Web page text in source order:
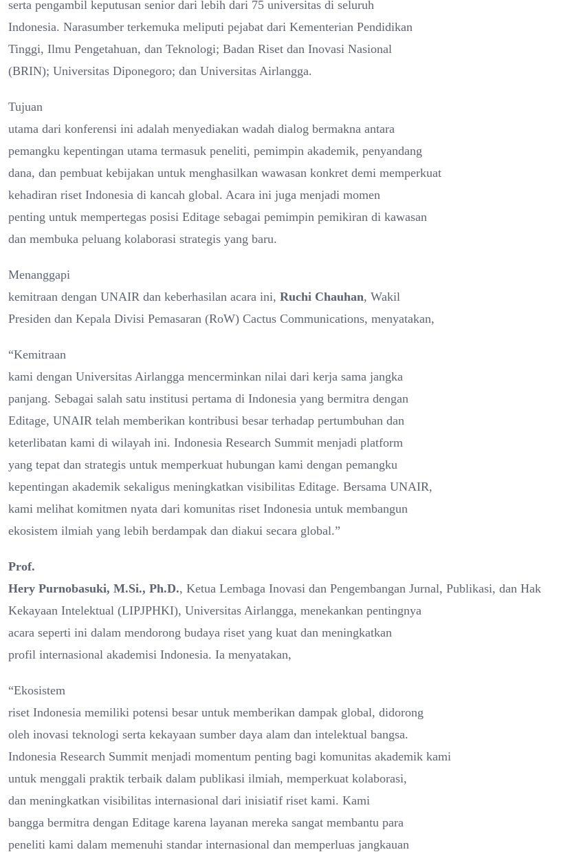
serta pengambil keputusan senior dari lebih dari 75 universitas di seluruh
Indonesia. Narasumber terkemuka meliputi pejabat dari Kementerian Pendidikan
Tinggi, Ilmu Pengetahuan, dan Teknologi; Badan Riset dan Inovasi Nasional
(BRIN); Universitas Diponegoro; dan Universitas Airlangga.
Tujuan
utama dari konferensi ini adalah menyediakan wadah dialog bermakna antara
pemangku kepentingan utama termasuk peneliti, pemimpin akademik, penyandang
dana, dan pembuat kebijakan untuk menghasilkan wawasan konkret demi memperkuat
kehadiran riset Indonesia di kancah global. Acara ini juga menjadi momen
penting untuk mempertegas posisi Editage sebagai pemimpin pemikiran di kawasan
dan membuka peluang kolaborasi strategis yang baru.
Menanggapi
kemitraan dengan UNAIR dan keberhasilan acara ini, Ruchi Chauhan, Wakil
Presiden dan Kepala Divisi Pemasaran (RoW) Cactus Communications, menyatakan,
“Kemitraan
kami dengan Universitas Airlangga mencerminkan nilai dari kerja sama jangka
panjang. Sebagai salah satu institusi pertama di Indonesia yang bermitra dengan
Editage, UNAIR telah memberikan kontribusi besar terhadap pertumbuhan dan
keterlibatan kami di wilayah ini. Indonesia Research Summit menjadi platform
yang tepat dan strategis untuk memperkuat hubungan kami dengan pemangku
kepentingan akademik sekaligus meningkatkan visibilitas Editage. Bersama UNAIR,
kami melihat komitmen nyata dari komunitas riset Indonesia untuk membangun
ekosistem ilmiah yang lebih berdampak dan diakui secara global.”
Prof.
Hery Purnobasuki, M.Si., Ph.D., Ketua Lembaga Inovasi dan Pengembangan Jurnal, Publikasi, dan Hak
Kekayaan Intelektual (LIPJPHKI), Universitas Airlangga, menekankan pentingnya
acara seperti ini dalam mendorong budaya riset yang kuat dan meningkatkan
profil internasional akademisi Indonesia. Ia menyatakan,
“Ekosistem
riset Indonesia memiliki potensi besar untuk memberikan dampak global, didorong
oleh inovasi teknologi serta kekayaan sumber daya alam dan intelektual bangsa.
Indonesia Research Summit menjadi momentum penting bagi komunitas akademik kami
untuk menggali praktik terbaik dalam publikasi ilmiah, memperkuat kolaborasi,
dan meningkatkan visibilitas internasional dari inisiatif riset kami. Kami
bangga bermitra dengan Editage karena layanan mereka sangat membantu para
peneliti kami dalam memenuhi standar internasional dan memperluas jangkauan